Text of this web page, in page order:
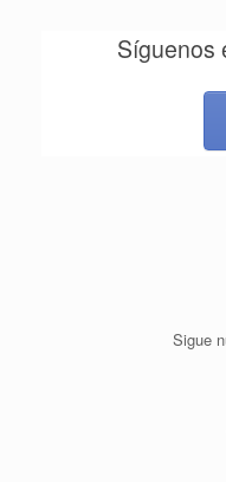
Síguenos
Sigue